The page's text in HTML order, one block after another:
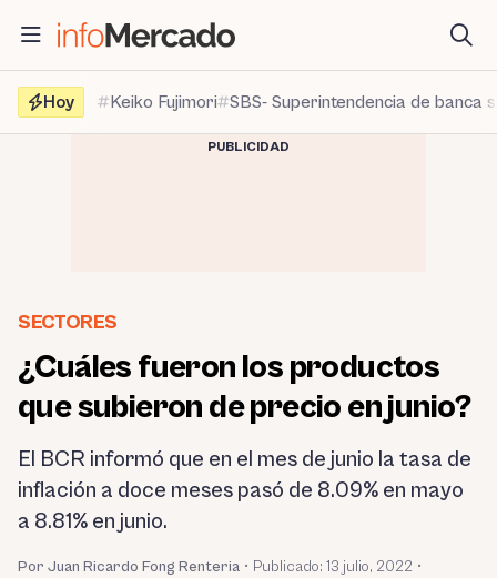
contenido
Hoy
Keiko Fujimori SBS- Superintendencia de banca
PUBLICIDAD
SECTORES
¿Cuáles fueron los productos
que subieron de precio en junio?
El BCR informó que en el mes de junio la tasa de
inflación a doce meses pasó de 8.09% en mayo
a 8.81% en junio.
Por Juan Ricardo Fong Renteria • Publicado: 13 julio, 2022 •